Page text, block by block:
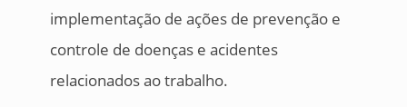
implementação de ações de prevenção e
controle de doenças e acidentes
relacionados ao trabalho.